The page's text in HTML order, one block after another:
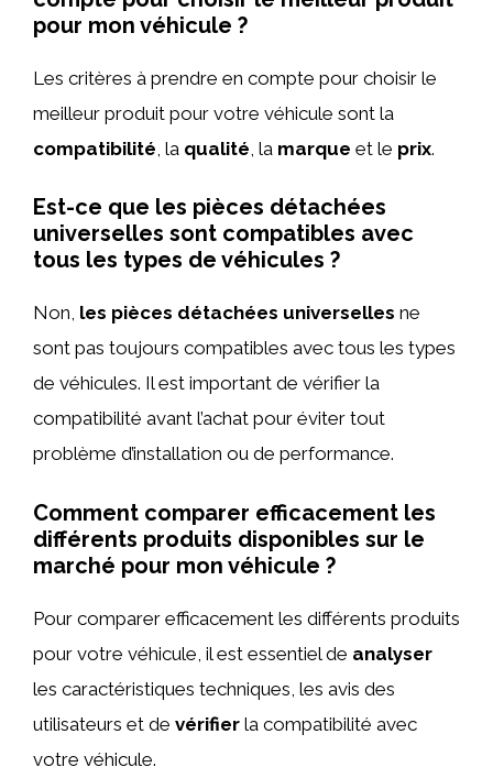
pour mon véhicule ?
Les critères à prendre en compte pour choisir le
meilleur produit pour votre véhicule sont la
compatibilité , la qualité , la marque et le prix.
Est-ce que les pièces détachées
universelles sont compatibles avec
tous les types de véhicules ?
Non, les pièces détachées universelles ne
sont pas toujours compatibles avec tous les types
de véhicules. Il est important de vérifier la
compatibilité avant l’achat pour éviter tout
problème d’installation ou de performance.
Comment comparer efficacement les
différents produits disponibles sur le
marché pour mon véhicule ?
Pour comparer efficacement les différents produits
pour votre véhicule, il est essentiel de analyser
les caractéristiques techniques, les avis des
utilisateurs et de vérifier la compatibilité avec
votre véhicule.